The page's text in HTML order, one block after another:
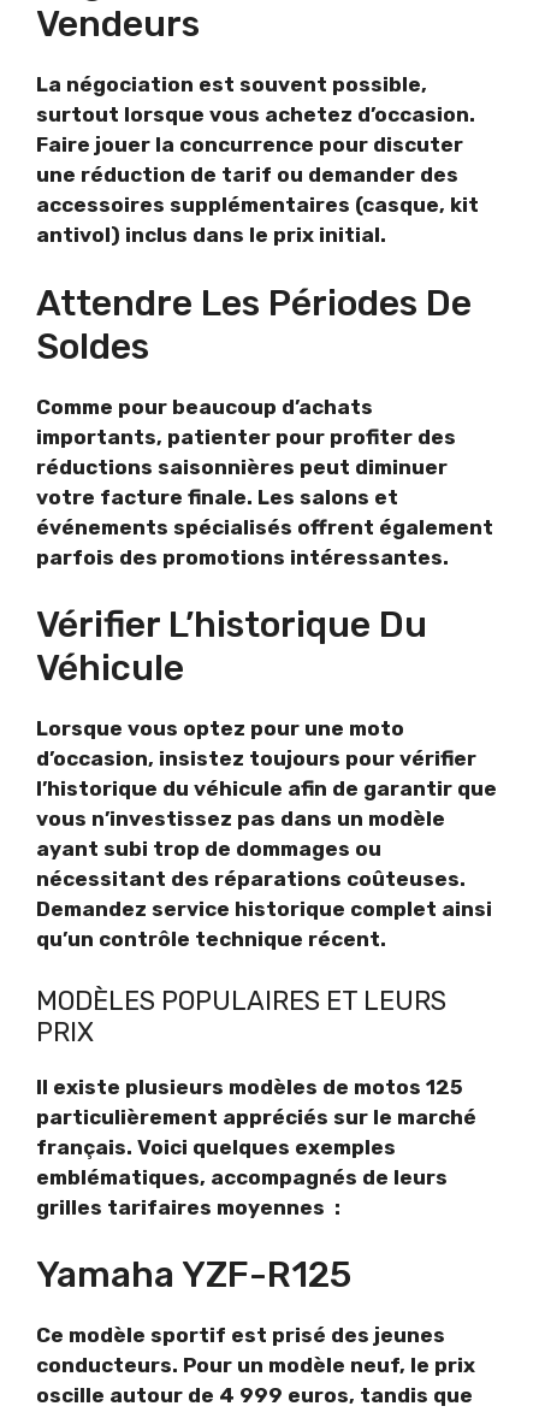
Vendeurs
La négociation est souvent possible,
surtout lorsque vous achetez d’occasion.
Faire jouer la concurrence pour discuter
une réduction de tarif ou demander des
accessoires supplémentaires (casque, kit
antivol) inclus dans le prix initial.
Attendre Les Périodes De
Soldes
Comme pour beaucoup d’achats
importants, patienter pour profiter des
réductions saisonnières peut diminuer
votre facture finale. Les salons et
événements spécialisés offrent également
parfois des promotions intéressantes.
Vérifier L’historique Du
Véhicule
Lorsque vous optez pour une moto
d’occasion, insistez toujours pour vérifier
l’historique du véhicule afin de garantir que
vous n’investissez pas dans un modèle
ayant subi trop de dommages ou
nécessitant des réparations coûteuses.
Demandez service historique complet ainsi
qu’un contrôle technique récent.
MODÈLES POPULAIRES ET LEURS
PRIX
Il existe plusieurs modèles de motos 125
particulièrement appréciés sur le marché
français. Voici quelques exemples
emblématiques, accompagnés de leurs
grilles tarifaires moyennes :
Yamaha YZF-R125
Ce modèle sportif est prisé des jeunes
conducteurs. Pour un modèle neuf, le prix
oscille autour de 4 999 euros, tandis que